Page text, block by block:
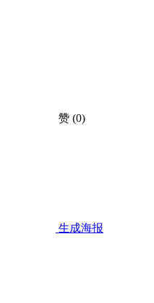
赞 (0)
生成海报